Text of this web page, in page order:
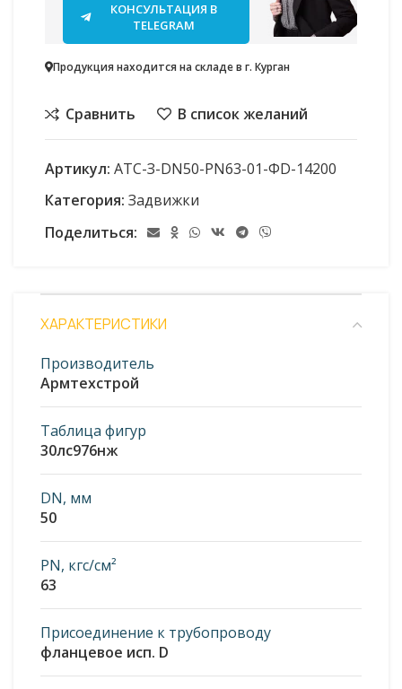
КОНСУЛЬТАЦИЯ В
TELEGRAM
Продукция находится на складе в г. Курган
Сравнить В список желаний
Артикул: АТС-З-DN50-PN63-01-ФD-14200
Категория: Задвижки
Поделиться:
ХАРАКТЕРИСТИКИ
Производитель
Армтехстрой
Таблица фигур
30лс976нж
DN, мм
50
PN, кгс/см²
63
Присоединение к трубопроводу
фланцевое исп. D